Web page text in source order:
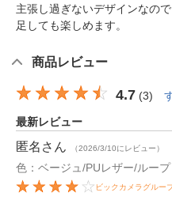
主張し過ぎないデザインなの
足しても楽しめます。
商品レビュー
4.7 (3)
最新レビュー
匿名 さん （2026/3/10にレビュー）
色：ベージュ/PUレザー/ループ
ビックカメラグルー